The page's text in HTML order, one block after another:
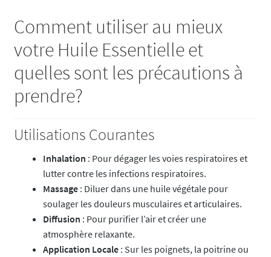
Comment utiliser au mieux
votre Huile Essentielle et
quelles sont les précautions à
prendre?
Utilisations Courantes
Inhalation : Pour dégager les voies respiratoires et
lutter contre les infections respiratoires.
Massage: Diluer dans une huile végétale pour
soulager les douleurs musculaires et articulaires.
Diffusion : Pour purifier l’air et créer une
atmosphère relaxante.
Application Locale: Sur les poignets, la poitrine ou